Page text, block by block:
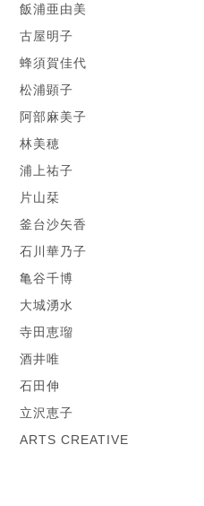
飯浦亜由美
古屋明子
蜂須賀佳代
松浦顕子
阿部麻美子
林美穂
浦上祐子
片山栞
釜台沙矢香
石川華乃子
亀谷千博
大城湧水
寺田恵瑠
酒井唯
石田伸
立沢恵子
ARTS CREATIVE